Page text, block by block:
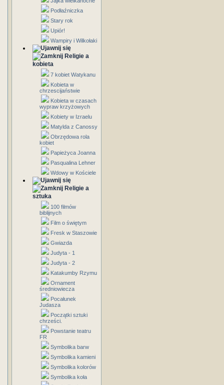
Podłaźniczka
Stary rok
Upiór!
Wampiry i Wilkołaki
Religie a
kobieta
7 kobiet Watykanu
Kobieta w
chrzescijaństwie
Kobieta w czasach
wypraw krzyżowych
Kobiety w Izraelu
Matylda z Canossy
Obrzędowa rola
kobiet
Papieżyca Joanna
Pasqualina Lehner
Wdowy w Kościele
Religie a
sztuka
100 filmów
biblijnych
Film o świętym
Fresk w Staszowie
Gwiazda
Judyta - 1
Judyta - 2
Katakumby Rzymu
Ornament
średniowiecza
Pocałunek
Judasza
Początki sztuki
chrześci.
Powstanie teatru
FR
Symbolika barw
Symbolika kamieni
Symbolika kolorów
Symbolika koła